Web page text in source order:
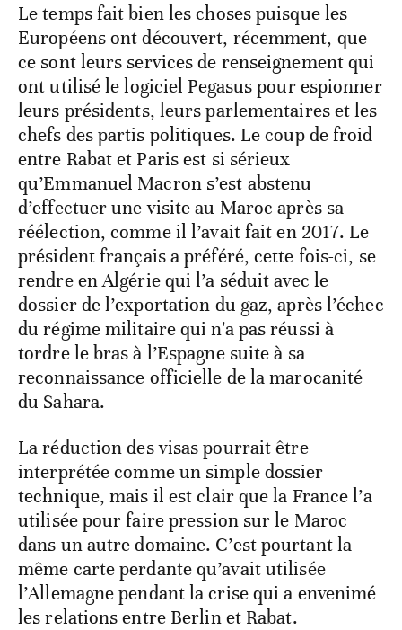
Le temps fait bien les choses puisque les
Européens ont découvert, récemment, que
ce sont leurs services de renseignement qui
ont utilisé le logiciel Pegasus pour espionner
leurs présidents, leurs parlementaires et les
chefs des partis politiques. Le coup de froid
entre Rabat et Paris est si sérieux
qu’Emmanuel Macron s’est abstenu
d’effectuer une visite au Maroc après sa
réélection, comme il l’avait fait en 2017. Le
président français a préféré, cette fois-ci, se
rendre en Algérie qui l’a séduit avec le
dossier de l’exportation du gaz, après l’échec
du régime militaire qui n'a pas réussi à
tordre le bras à l’Espagne suite à sa
reconnaissance officielle de la marocanité
du Sahara.
La réduction des visas pourrait être
interprétée comme un simple dossier
technique, mais il est clair que la France l’a
utilisée pour faire pression sur le Maroc
dans un autre domaine. C’est pourtant la
même carte perdante qu’avait utilisée
l’Allemagne pendant la crise qui a envenimé
les relations entre Berlin et Rabat.